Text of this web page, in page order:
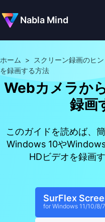
Nabla Mind
ホーム > スクリーン録画のヒン
を録画する方法
Webカメラか
録画
このガイドを読めば、
Windows 10や
HDビデオを録画
SurFlex
for Windows 11/10/8/7